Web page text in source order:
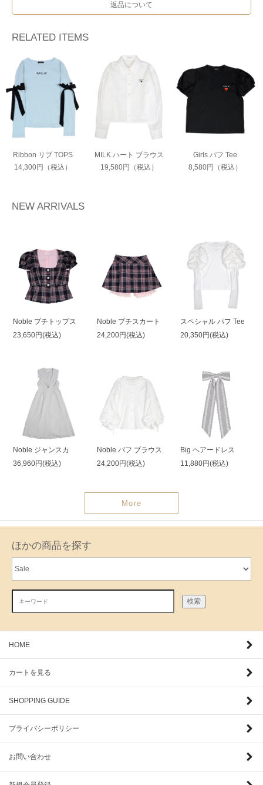
返品について
RELATED ITEMS
Ribbon リブ TOPS
14,300円（税込）
MILK ハート ブラウス
19,580円（税込）
Girls パフ Tee
8,580円（税込）
NEW ARRIVALS
Noble プチトップス
23,650円(税込)
Noble プチスカート
24,200円(税込)
スペシャル パフ Tee
20,350円(税込)
Noble ジャンスカ
36,960円(税込)
Noble パフ ブラウス
24,200円(税込)
Big ヘアードレス
11,880円(税込)
More
ほかの商品を探す
検索
HOME
カートを見る
SHOPPING GUIDE
プライバシーポリシー
お問い合わせ